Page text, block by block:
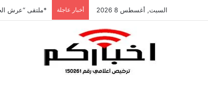
السبت, أغسطس 8 2026 أخبار عاجلة *ملتقى “عرش